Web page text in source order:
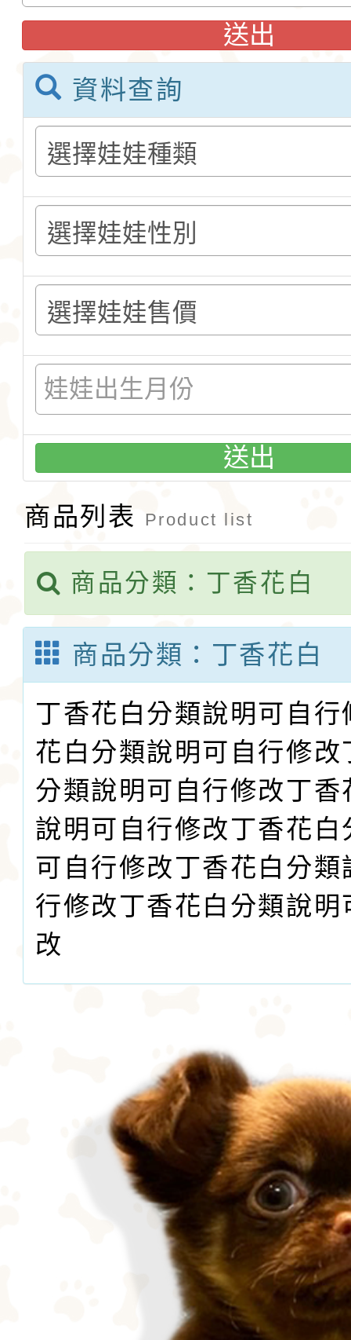
小型玩具犬，同時也
犬的狩獵與防範本能
似梗類犬的氣質。
Patti），後者對外
娃娃成為家喻戶曉的
送出
資料查詢
送出
商品列表 Product list
商品分類：丁香花白
商品分類：丁香花白
丁香花白分類說明可自行
花白分類說明可自行修改
分類說明可自行修改丁香
說明可自行修改丁香花白
可自行修改丁香花白分類
行修改丁香花白分類說明
改